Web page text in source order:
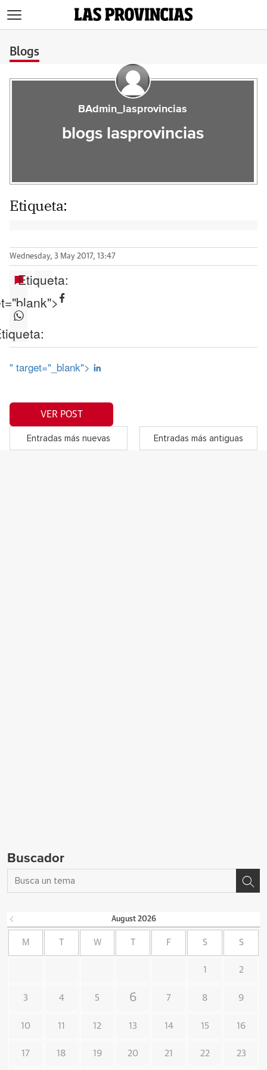
Blogs
BAdmin_lasprovincias
blogs lasprovincias
Etiqueta:
Wednesday, 3 May 2017, 13:47
Etiqueta:
" target="_blank">
VER POST
Entradas más nuevas Entradas más antiguas
Buscador
August 2026
M W F S S
1 2
3 4 5 6 7 8 9
10 11 12 13 14 15 16
17 18 19 20 21 22 23